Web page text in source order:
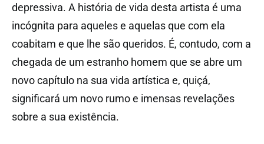
depressiva. A história de vida desta artista é uma
incógnita para aqueles e aquelas que com ela
coabitam e que lhe são queridos. É, contudo, com a
chegada de um estranho homem que se abre um
novo capítulo na sua vida artística e, quiçá,
significará um novo rumo e imensas revelações
sobre a sua existência.